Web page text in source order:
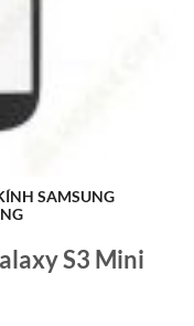
SAMSUNG
S3 Mini